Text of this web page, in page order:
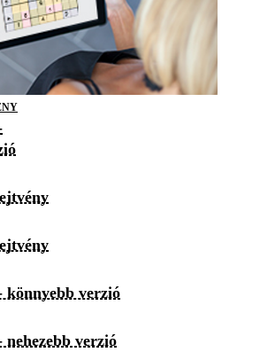
könnyebb verzió
verzió